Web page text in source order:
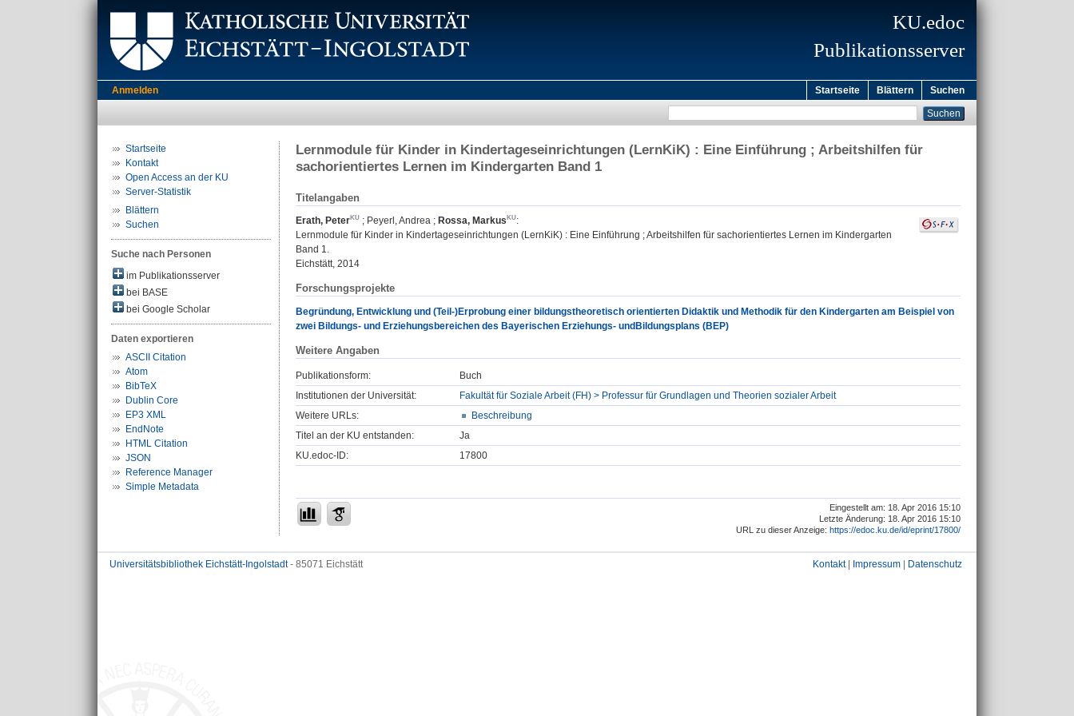
KU.edoc
Publikationsserver
Anmelden Startseite Blättern Suchen
Startseite
Kontakt
Open Access an der KU
Server-Statistik
Blättern
Suchen
Suche nach Personen
im Publikationsserver
bei BASE
bei Google Scholar
Daten exportieren
ASCII Citation
Atom
BibTeX
Dublin Core
EP3 XML
EndNote
HTML Citation
JSON
Reference Manager
Simple Metadata
Lernmodule für Kinder in Kindertageseinrichtungen (LernKiK) : Eine Einführung ; Arbeitshilfen für
sachorientiertes Lernen im Kindergarten Band 1
Titelangaben
Erath, Peter ; Peyerl, Andrea ; Rossa, Markus
:
Lernmodule für Kinder in Kindertageseinrichtungen (LernKiK) : Eine Einführung ; Arbeitshilfen für sachorientiertes Lernen im Kindergarten
Band 1.
Eichstätt, 2014
Forschungsprojekte
Begründung, Entwicklung und (Teil-)Erprobung einer bildungstheoretisch orientierten Didaktik und Methodik für den Kindergarten am Beispiel von
zwei Bildungs- und Erziehungsbereichen des Bayerischen Erziehungs- undBildungsplans (BEP)
Weitere Angaben
Publikationsform:
Buch
Institutionen der Universität:
Fakultät für Soziale Arbeit (FH) > Professur für Grundlagen und Theorien sozialer Arbeit
Weitere URLs:
Beschreibung
Titel an der KU entstanden:
Ja
KU.edoc-ID:
17800
Eingestellt am: 18. Apr 2016 15:10
Letzte Änderung: 18. Apr 2016 15:10
URL zu dieser Anzeige: https://edoc.ku.de/id/eprint/17800/
Universitätsbibliothek Eichstätt-Ingolstadt- 85071 Eichstätt Kontakt| Impressum Datenschutz